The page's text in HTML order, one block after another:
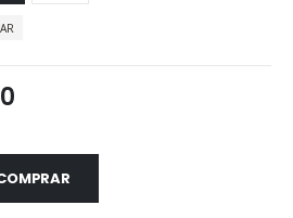
O
é:
R$99,90.